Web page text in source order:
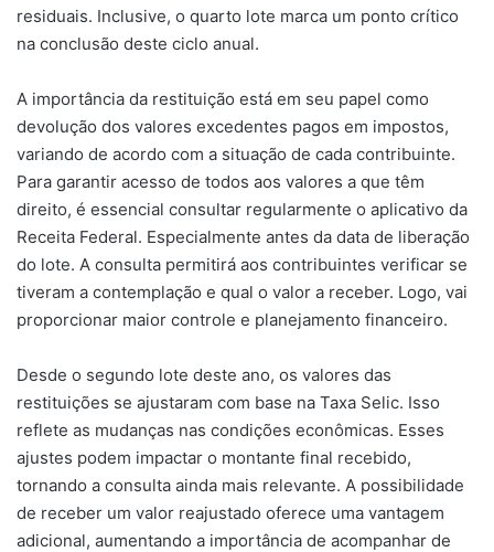
residuais. Inclusive, o quarto lote marca um ponto crítico
na conclusão deste ciclo anual.
A importância da restituição está em seu papel como
devolução dos valores excedentes pagos em impostos,
variando de acordo com a situação de cada contribuinte.
Para garantir acesso de todos aos valores a que têm
direito, é essencial consultar regularmente o aplicativo da
Receita Federal. Especialmente antes da data de liberação
do lote. A consulta permitirá aos contribuintes verificar se
tiveram a contemplação e qual o valor a receber. Logo, vai
proporcionar maior controle e planejamento financeiro.
Desde o segundo lote deste ano, os valores das
restituições se ajustaram com base na Taxa Selic. Isso
reflete as mudanças nas condições econômicas. Esses
ajustes podem impactar o montante final recebido,
tornando a consulta ainda mais relevante. A possibilidade
de receber um valor reajustado oferece uma vantagem
adicional, aumentando a importância de acompanhar de